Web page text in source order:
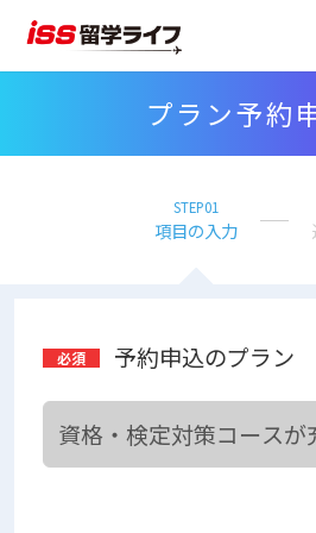
プラン予約
STEP01
項目の入力
予約申込のプラン